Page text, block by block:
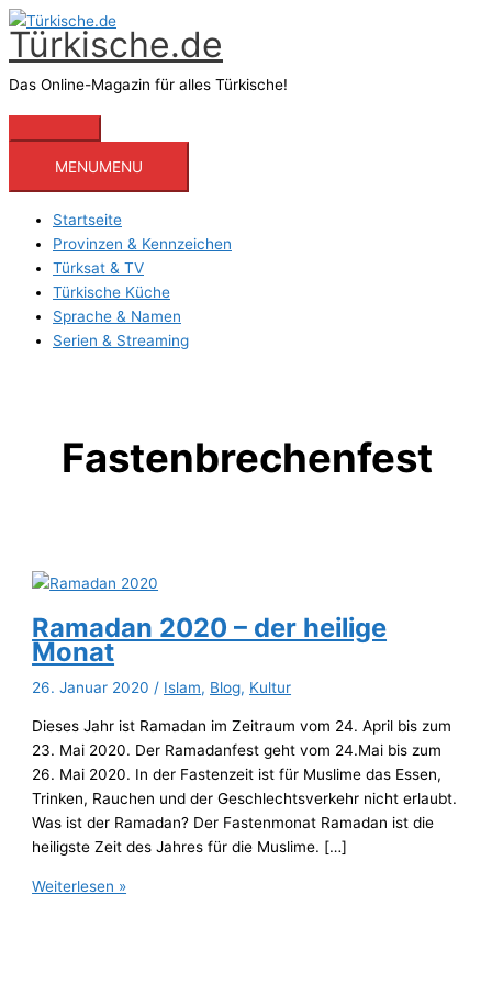
Zum
Inhalt
springen
Türkische.de
Das Online-Magazin für alles Türkische!
Hauptmenü
MENUMENU
Startseite
Provinzen & Kennzeichen
Türksat & TV
Türkische Küche
Sprache & Namen
Serien & Streaming
Fastenbrechenfest
Ramadan 2020 – der heilige
Monat
26. Januar 2020/ Islam, Blog, Kultur
Dieses Jahr ist Ramadan im Zeitraum vom 24. April bis zum
23. Mai 2020. Der Ramadanfest geht vom 24.Mai bis zum
26. Mai 2020. In der Fastenzeit ist für Muslime das Essen,
Trinken, Rauchen und der Geschlechtsverkehr nicht erlaubt.
Was ist der Ramadan? Der Fastenmonat Ramadan ist die
heiligste Zeit des Jahres für die Muslime. […]
Ramadan
Weiterlesen »